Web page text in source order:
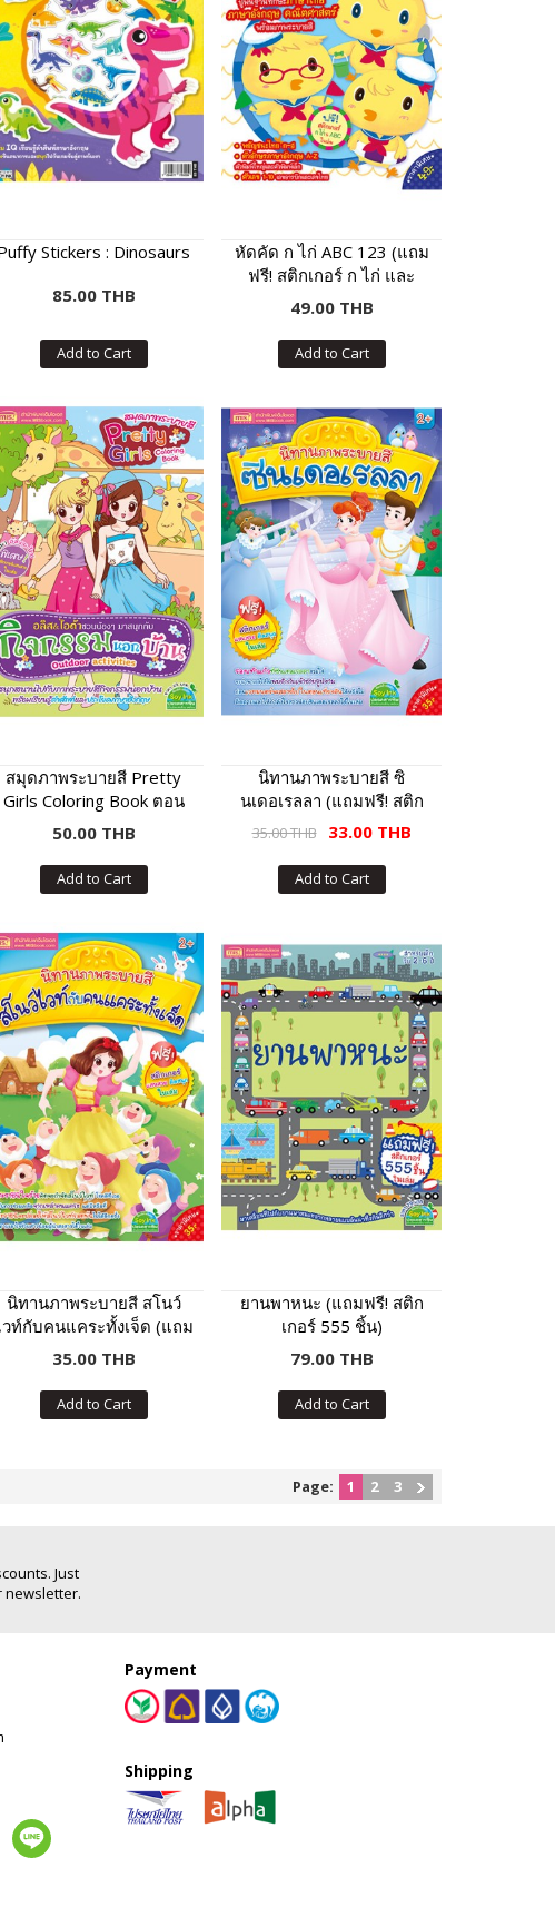
Stickers : Dinosaurs
85.00 THB
Add to Cart
หัดคัด ก ไก่ ABC 123 (แถม
ฟรี! สติกเกอร์ ก ไก่ และ
ABC)
49.00 THB
Add to Cart
สมุดภาพระบายสี Pretty
Girls Coloring Book ตอน
กิจกรรมนอกบ้าน
50.00 THB
Add to Cart
นิทานภาพระบายสี ซิ
นเดอเรลลา (แถมฟรี! สติก
เกอร์)
35.00 THB 33.00 THB
Add to Cart
นิทานภาพระบายสี สโนว์
ท์กับคนแคระทั้งเจ็ด (แถม
ฟรี! สติกเกอร์)
35.00 THB
Add to Cart
ยานพาหนะ (แถมฟรี! สติก
เกอร์ 555 ชิ้น)
79.00 THB
Add to Cart
Page: 1 2 3
Just
newsletter.
Payment
Shipping